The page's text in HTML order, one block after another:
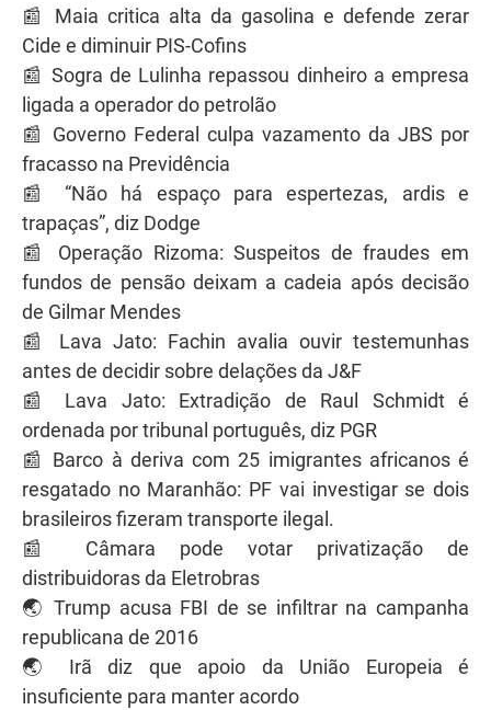
📰 Maia critica alta da gasolina e defende zerar
Cide e diminuir PIS-Cofins
📰 Sogra de Lulinha repassou dinheiro a empresa
ligada a operador do petrolão
📰 Governo Federal culpa vazamento da JBS por
fracasso na Previdência
📰 “Não há espaço para espertezas, ardis e
trapaças”, diz Dodge
📰 Operação Rizoma: Suspeitos de fraudes em
fundos de pensão deixam a cadeia após decisão
de Gilmar Mendes
📰 Lava Jato: Fachin avalia ouvir testemunhas
antes de decidir sobre delações da J&F
📰 Lava Jato: Extradição de Raul Schmidt é
ordenada por tribunal português, diz PGR
📰 Barco à deriva com 25 imigrantes africanos é
resgatado no Maranhão: PF vai investigar se dois
brasileiros fizeram transporte ilegal.
📰 Câmara pode votar privatização de
distribuidoras da Eletrobras
🌏 Trump acusa FBI de se infiltrar na campanha
republicana de 2016
🌏 Irã diz que apoio da União Europeia é
insuficiente para manter acordo